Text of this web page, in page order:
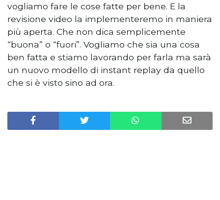
vogliamo fare le cose fatte per bene. E la
revisione video la implementeremo in maniera
più aperta. Che non dica semplicemente
“buona” o “fuori”. Vogliamo che sia una cosa
ben fatta e stiamo lavorando per farla ma sarà
un nuovo modello di instant replay da quello
che si è visto sino ad ora.